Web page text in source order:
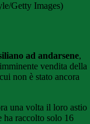
Getty Images)
ad andarsene,
vendita della
non è stato ancora
una volta il loro astio
ha raccolto solo 16